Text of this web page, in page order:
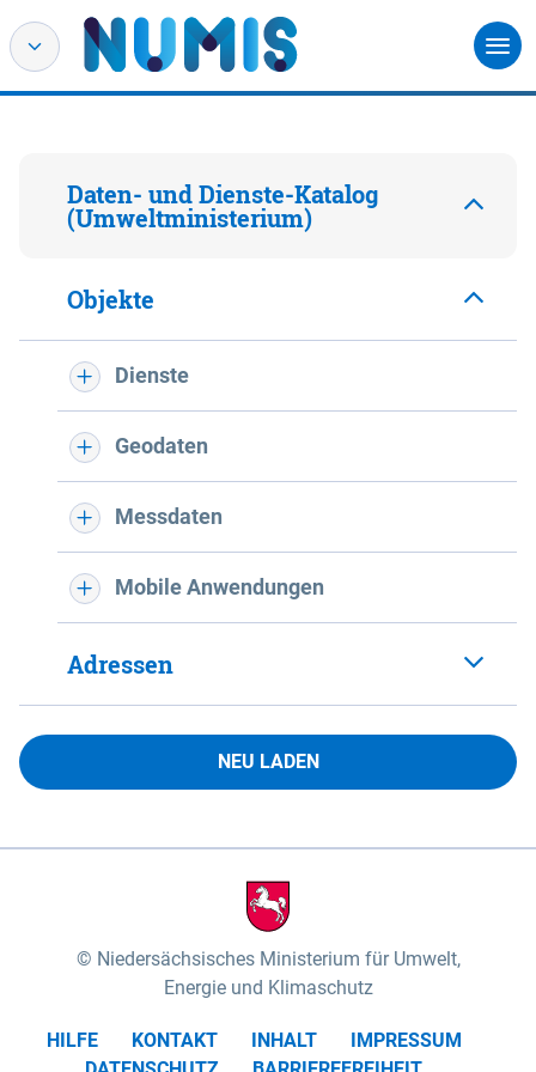
Daten- und Dienste-Katalog
(Umweltministerium)
Objekte
Dienste
Geodaten
Messdaten
Mobile Anwendungen
Adressen
NEU LADEN
Niedersächsisches Ministerium für Umwelt,
Energie und Klimaschutz
HILFE KONTAKT INHALT
IMPRESSUM